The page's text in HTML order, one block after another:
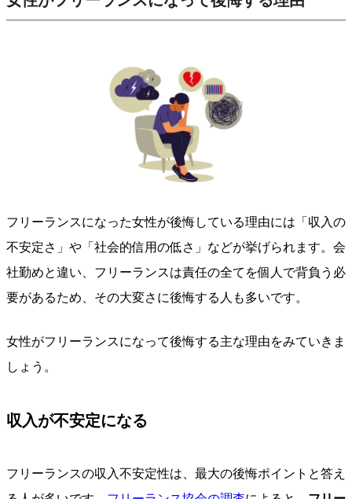
フリーランスになった女性が後悔している理由には「収入の
不安定さ」や「社会的信用の低さ」などが挙げられます。会
社勤めと違い、フリーランスは責任の全てを個人で背負う必
要があるため、その大変さに後悔する人も多いです。
女性がフリーランスになって後悔する主な理由をみていきま
しょう。
収入が不安定になる
フリーランスの収入不安定性は、最大の後悔ポイントと答え